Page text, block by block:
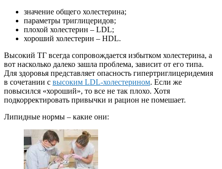
значение общего холестерина;
параметры триглицеридов;
плохой холестерин – LDL;
хороший холестерин – HDL.
Высокий ТГ всегда сопровождается избытком холестерина, а
вот насколько далеко зашла проблема, зависит от его типа.
Для здоровья представляет опасность гипертриглицеридемия
в сочетании с высоким LDL-холестерином. Если же
повысился «хороший», то все не так плохо. Хотя
подкорректировать привычки и рацион не помешает.
Липидные нормы – какие они: